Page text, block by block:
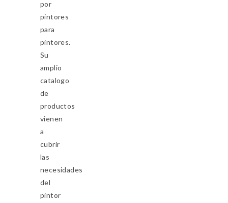
por
pintores
para
pintores.
Su
amplio
catalogo
de
productos
vienen
a
cubrir
las
necesidades
del
pintor